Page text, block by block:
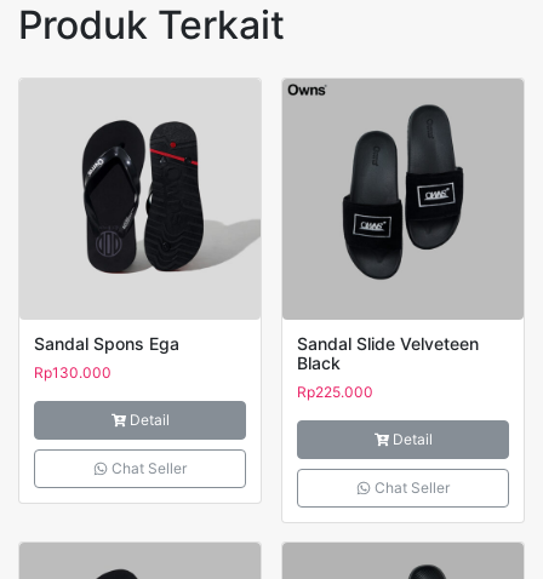
Produk Terkait
Sandal Spons Ega
Rp130.000
Detail
Chat Seller
Sandal Slide Velveteen
Black
Rp225.000
Detail
Chat Seller